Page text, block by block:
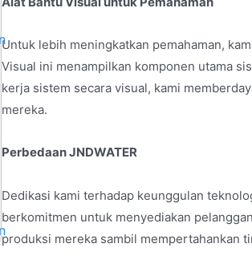
Untuk lebih meningkatkan pemahaman,
Visual ini menampilkan komponen utama
kerja sistem secara visual, kami
mereka.
Perbedaan JNDWATER
Dedikasi kami terhadap keunggulan
berkomitmen untuk menyediakan
produksi mereka sambil mempertahankan